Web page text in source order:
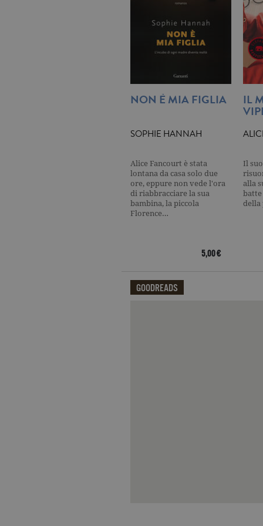
NON È MIA FIGLIA
SOPHIE HANNAH
Alice Fancourt è stata
lontana da casa solo due
ore, eppure non vede l'ora
di riabbracciare la sua
bambina, la piccola
Florence…
5,00 €
IL
Il
alla
batte
GOODREADS
_gid
_gat
current_url
_ga
CookieScriptConsent
Dominio
_fbp